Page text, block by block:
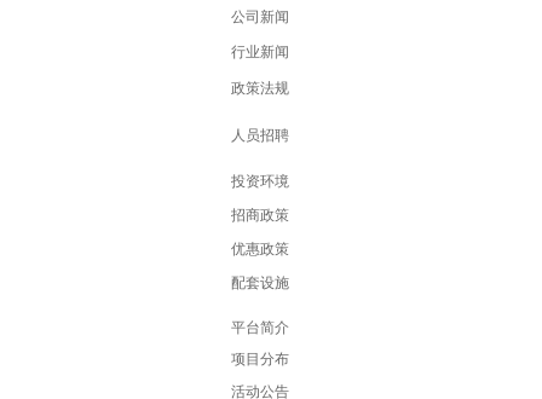
公司新闻
行业新闻
政策法规
人员招聘
平台简介
项目分布
活动公告
投资环境
招商政策
优惠政策
配套设施